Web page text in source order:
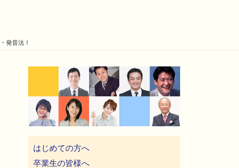
発音法！
はじめての方へ
卒業生の皆様へ